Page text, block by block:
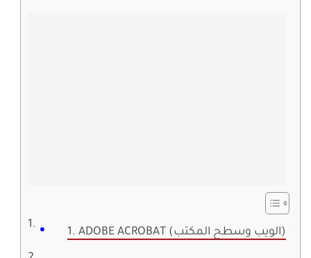
1. ADOBE ACROBAT (الويب وسطح المكتب)